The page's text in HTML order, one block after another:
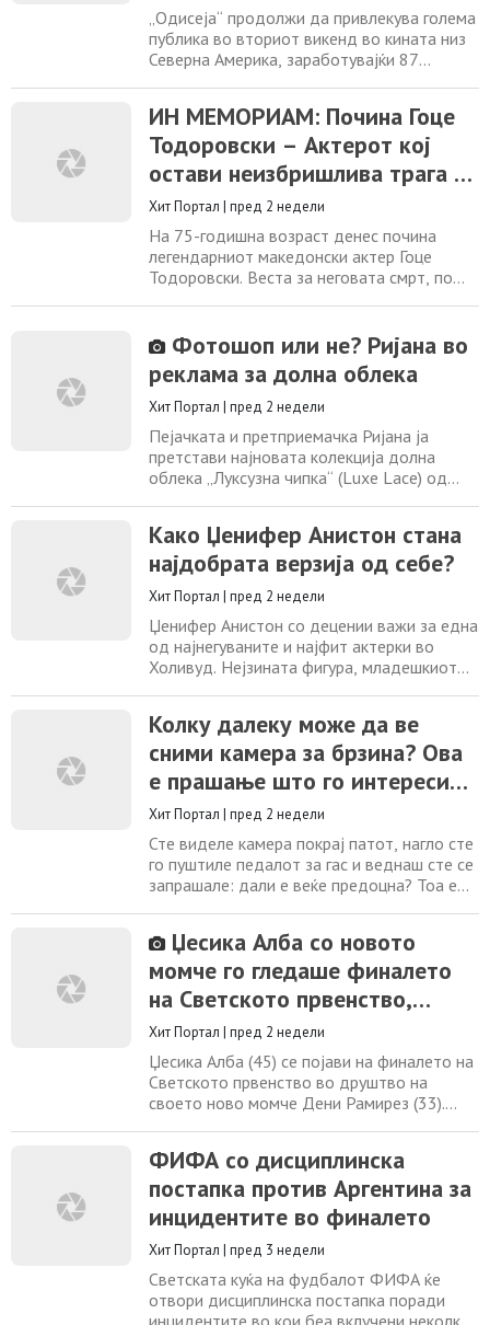
„Одисеја“ продолжи да привлекува голема
публика во вториот викенд во кината низ
Северна Америка, заработувајќи 87
студиото објавени во недела.
Достигнувањето на Кристофер Нолан
забележа пад од само 30 проценти во
однос на првиот викенд, што е
исклучително мал пад за блокбастер филм
ИН МЕМОРИАМ: Почина Гоце
Тодоровски – Актерот кој
остави неизбришлива трага во
театарот, телевизијата
Хит Портал | пред 2 недели
На 75-годишна возраст денес почина
легендарниот македонски актер Гоце
Тодоровски. Веста за неговата смрт, по
Зад него остануваат маестрално
одиграните улоги во бројни серии, драми и
емисии, како во театарот, така и на
телевизијата и радиото. Тодоровски, не
Фотошоп или не? Ријана во
реклама за долна облека
Хит Портал | пред 2 недели
Пејачката и претприемачка Ријана ја
претстави најновата колекција долна
облека „Луксузна чипка“ (Luxe Lace) од
кампањата за кратко време станаа една
од најкоментираните теми на социјалните
мрежи. Ѕвездата, која минатата година го
доби своето трето дете, објави серија
фотографии на
Како Џенифер Анистон стана
најдобрата верзија од себе?
Хит Портал | пред 2 недели
Џенифер Анистон со децении важи за една
од најнегуваните и најфит актерки во
Холивуд. Нејзината фигура, младешкиот
криел голем притисок секогаш да изгледа
беспрекорно. Денес, на 57-годишна
возраст, актерката вели дека го
променила начинот на размислување и
дека токму таа одлука
Колку далеку може да ве
сними камера за брзина? Ова
е прашање што го интересира
речиси секој возач
Хит Портал | пред 2 недели
Сте виделе камера покрај патот, нагло сте
го пуштиле педалот за гас и веднаш сте се
запрашале: дали е веќе предоцна? Тоа е
Сè зависи од тоа кога возилото ќе влезе
во подрачјето во кое камерата воопшто
може да ја измери брзината. Спротивно на
општоприфатеното мислење, камери
Џесика Алба со новото
момче го гледаше финалето
на Светското првенство,
објави фотографии од
стадионот
Хит Портал | пред 2 недели
Џесика Алба (45) се појави на финалето на
Светското првенство во друштво на
своето ново момче Дени Рамирез (33).
моменти од фудбалскиот спектакл
сподели со своите следбеници на
Instagram. Алба објави серија фотографии
од теренот, вклучувајќи и заедничка
фотографија со Рамирез
ФИФА со дисциплинска
постапка против Аргентина за
инцидентите во финалето
Хит Портал | пред 3 недели
Светската куќа на фудбалот ФИФА ќе
отвори дисциплинска постапка поради
инцидентите во кои беа вклучени неколку